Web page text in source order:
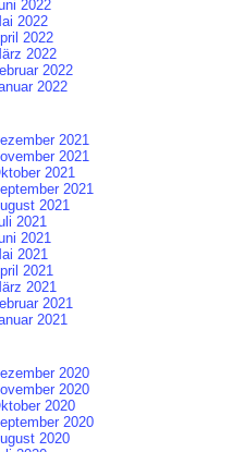
2022
2022
2022
2022
2022
2022
2021
2021
2021
2021
2021
2021
2021
2021
2021
2021
2021
2021
2020
2020
2020
2020
2020